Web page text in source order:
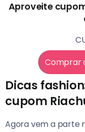
Aproveite
Comprar
Dicas
cupom
Agora vem a parte